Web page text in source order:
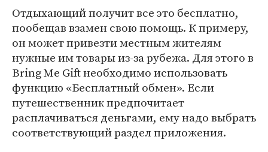
Отдыхающий получит все это бесплатно,
пообещав взамен свою помощь. К примеру,
он может привезти местным жителям
нужные им товары из-за рубежа. Для этого в
Bring Me Gift необходимо использовать
функцию «Бесплатный обмен». Если
путешественник предпочитает
расплачиваться деньгами, ему надо выбрать
соответствующий раздел приложения.